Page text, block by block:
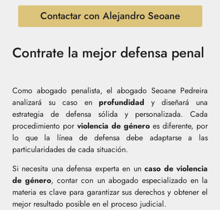
Contactar con Alejandro Seoane
Contrate la mejor defensa penal
Como abogado penalista, el abogado Seoane Pedreira
analizará su caso en profundidad y diseñará una
estrategia de defensa sólida y personalizada. Cada
procedimiento por violencia de género es diferente, por
lo que la línea de defensa debe adaptarse a las
particularidades de cada situación.
Si necesita una defensa experta en uncaso de violencia
de género, contar con un abogado especializado en la
materia es clave para garantizar sus derechos y obtener el
mejor resultado posible en el proceso judicial.